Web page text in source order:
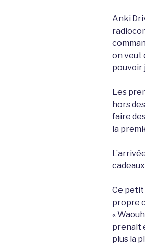
Anki
on veut
pouvoir
Les
hors
faire
la
Ce
propre
«
prenait
plus la